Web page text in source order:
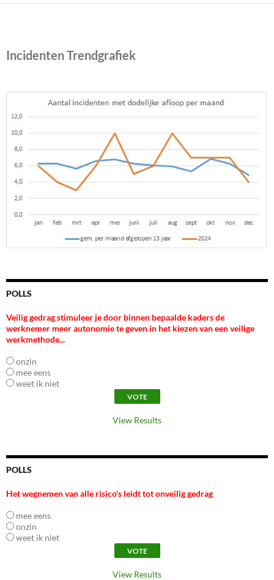
Incidenten Trendgrafiek
POLLS
Veilig gedrag stimuleer je door binnen bepaalde kaders de
werknemer meer autonomie te geven in het kiezen van een veilige
werkmethode...
onzin
mee eens
weet ik niet
View Results
POLLS
Het wegnemen van alle risico's leidt tot onveilig gedrag
mee eens
onzin
weet ik niet
View Results